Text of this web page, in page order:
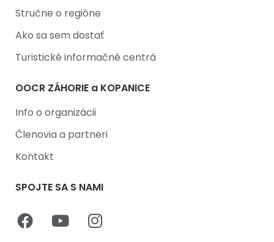
Stručne o regióne
Ako sa sem dostať
Turistické informačné centrá
OOCR ZÁHORIE a KOPANICE
Info o organizácii
Členovia a partneri
Kontakt
SPOJTE SA S NAMI